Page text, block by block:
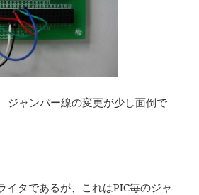
ジャンパー線の変更が少し面倒で
イタであるが、これはPIC毎のジャ